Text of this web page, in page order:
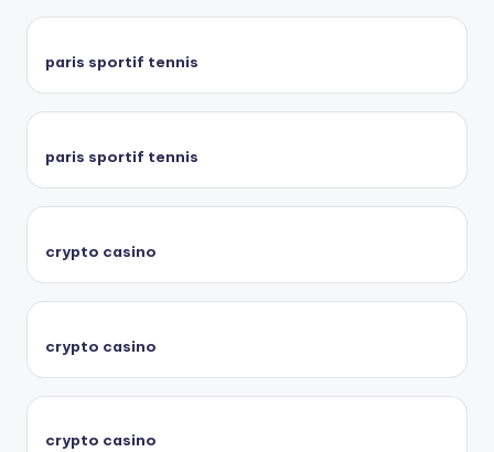
paris sportif tennis
paris sportif tennis
crypto casino
crypto casino
crypto casino